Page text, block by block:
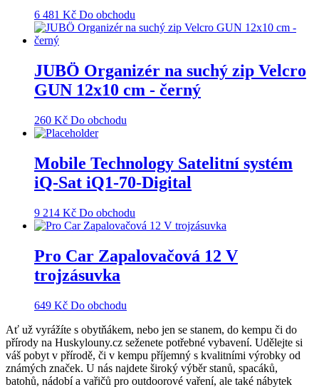
6 481 Kč Do obchodu
JUBÖ Organizér na suchý zip Velcro
GUN 12x10 cm - černý
260 Kč Do obchodu
Mobile Technology Satelitní systém
iQ-Sat iQ1-70-Digital
9 214 Kč Do obchodu
Pro Car Zapalovačová 12 V
trojzásuvka
649 Kč Do obchodu
Ať už vyrážíte s obytňákem, nebo jen se stanem, do kempu či do
přírody na Huskylouny.cz seženete potřebné vybavení. Udělejte si
váš pobyt v přírodě, či v kempu příjemný s kvalitními výrobky od
známých značek. U nás najdete široký výběr stanů, spacáků,
batohů, nádobí a vařičů pro outdoorové vaření, ale také nábytek